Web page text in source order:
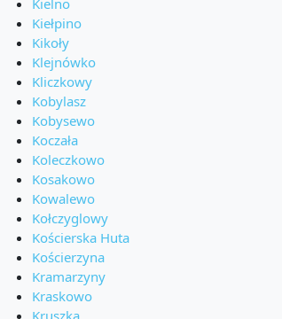
Kielno
Kiełpino
Kikoły
Klejnówko
Kliczkowy
Kobylasz
Kobysewo
Koczała
Koleczkowo
Kosakowo
Kowalewo
Kołczyglowy
Kościerska Huta
Kościerzyna
Kramarzyny
Kraskowo